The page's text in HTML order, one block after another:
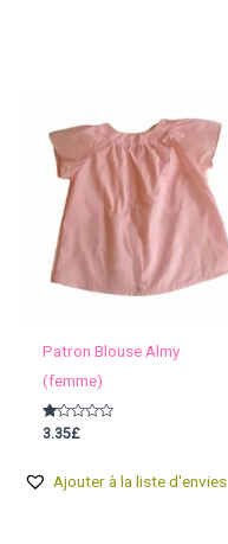
Patron Blouse Almy
(femme)
Note
1.00
3.35£
Ajouter à la liste d'envies